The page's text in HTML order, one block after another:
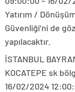
Yatırım /
Güvenliği’ni de
yapılacaktır.
İSTANBUL
KOCATEPE sk
16/02/2024